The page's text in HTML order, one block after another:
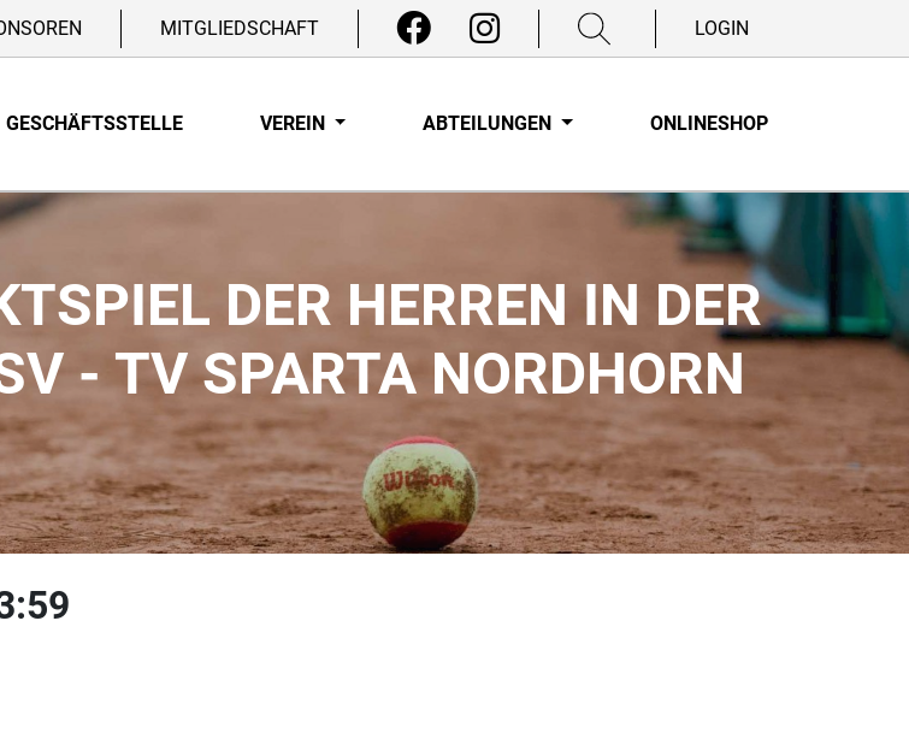
MITGLIEDSCHAFT LOGIN
GESCHÄFTSSTELLE VEREIN ABTEILUNGEN ONLINESHOP
DER HERREN IN DER
- TV SPARTA NORDHORN